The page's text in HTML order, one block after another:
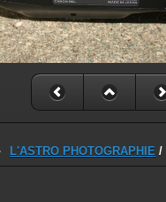
L'ASTRO PHOTOGRAPHIE /